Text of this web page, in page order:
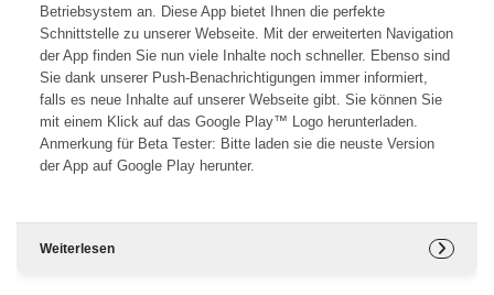
Betriebsystem an. Diese App bietet Ihnen die perfekte
Schnittstelle zu unserer Webseite. Mit der erweiterten Navigation
der App finden Sie nun viele Inhalte noch schneller. Ebenso sind
Sie dank unserer Push-Benachrichtigungen immer informiert,
falls es neue Inhalte auf unserer Webseite gibt. Sie können Sie
mit einem Klick auf das Google Play™ Logo herunterladen.
Anmerkung für Beta Tester: Bitte laden sie die neuste Version
der App auf Google Play herunter.
Weiterlesen